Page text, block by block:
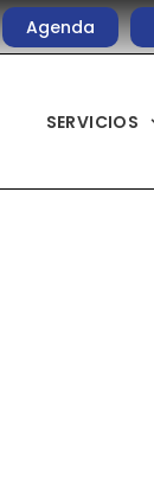
Agenda
SERVICIOS